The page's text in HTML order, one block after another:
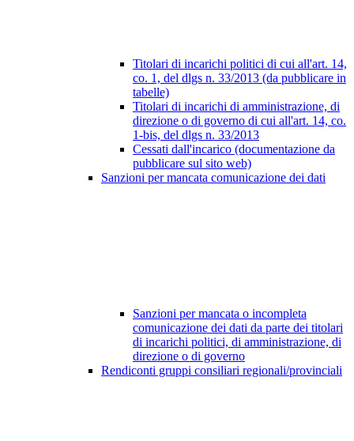
Titolari di incarichi politici di cui all'art. 14,
co. 1, del dlgs n. 33/2013 (da pubblicare in
tabelle)
Titolari di incarichi di amministrazione, di
direzione o di governo di cui all'art. 14, co.
1-bis, del dlgs n. 33/2013
Cessati dall'incarico (documentazione da
pubblicare sul sito web)
Sanzioni per mancata comunicazione dei dati
Sanzioni per mancata o incompleta
comunicazione dei dati da parte dei titolari
di incarichi politici, di amministrazione, di
direzione o di governo
Rendiconti gruppi consiliari regionali/provinciali